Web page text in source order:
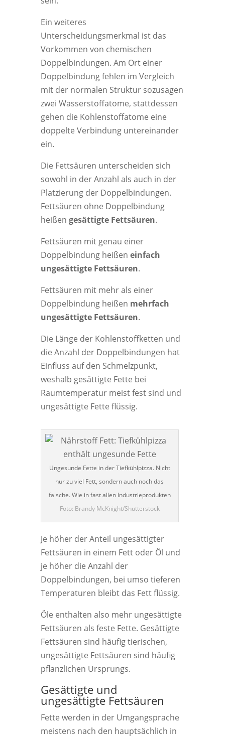
Ein weiteres
Unterscheidungsmerkmal ist das
Vorkommen von chemischen
Doppelbindungen. Am Ort einer
Doppelbindung fehlen im Vergleich
mit der normalen Struktur sozusagen
zwei Wasserstoffatome, stattdessen
gehen die Kohlenstoffatome eine
doppelte Verbindung untereinander
ein.
Die Fettsäuren unterscheiden sich
sowohl in der Anzahl als auch in der
Platzierung der Doppelbindungen.
Fettsäuren ohne Doppelbindung
heißen gesättigte Fettsäuren.
Fettsäuren mit genau einer
Doppelbindung heißen einfach
ungesättigte Fettsäuren.
Fettsäuren mit mehr als einer
Doppelbindung heißen mehrfach
ungesättigte Fettsäuren.
Die Länge der Kohlenstoffketten und
die Anzahl der Doppelbindungen hat
Einfluss auf den Schmelzpunkt,
weshalb gesättigte Fette bei
Raumtemperatur meist fest sind und
ungesättigte Fette flüssig.
Ungesunde Fette in der Tiefkühlpizza. Nicht
nur zu viel Fett, sondern auch noch das
falsche. Wie in fast allen Industrieprodukten
Foto: Brandy McKnight/Shutterstock
Je höher der Anteil ungesättigter
Fettsäuren in einem Fett oder Öl und
je höher die Anzahl der
Doppelbindungen, bei umso tieferen
Temperaturen bleibt das Fett flüssig.
Öle enthalten also mehr ungesättigte
Fettsäuren als feste Fette. Gesättigte
Fettsäuren sind häufig tierischen,
ungesättigte Fettsäuren sind häufig
pflanzlichen Ursprungs.
Gesättigte und
ungesättigte Fettsäuren
Fette werden in der Umgangsprache
meistens nach den hauptsächlich in